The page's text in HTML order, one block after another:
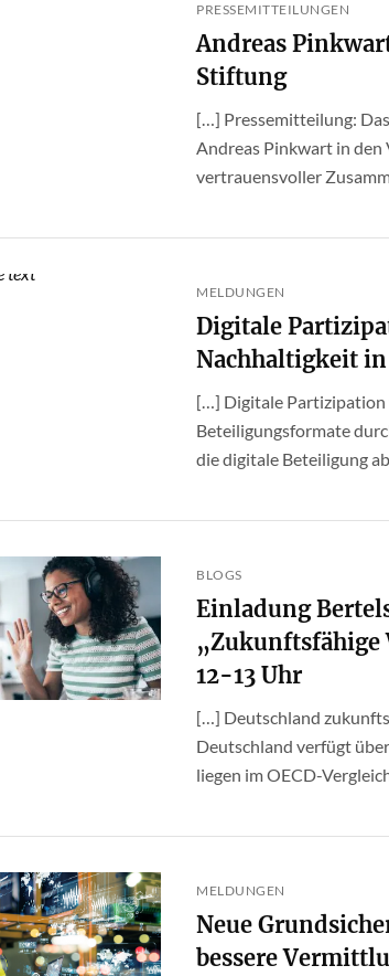
PRESSEMITTEILUNGEN
Andreas
Stiftung
[…] Pressemitteilung:
Andreas Pinkwart in den
vertrauensvoller
MELDUNGEN
Digitale
Nachhaltigkeit
[…] Digitale Partizipation
Beteiligungsformate
die digitale Beteiligung
BLOGS
Einladung
„Zukunftsfähige
12-13 Uhr
[…] Deutschland
Deutschland verfügt
liegen im OECD-
MELDUNGEN
Neue
bessere